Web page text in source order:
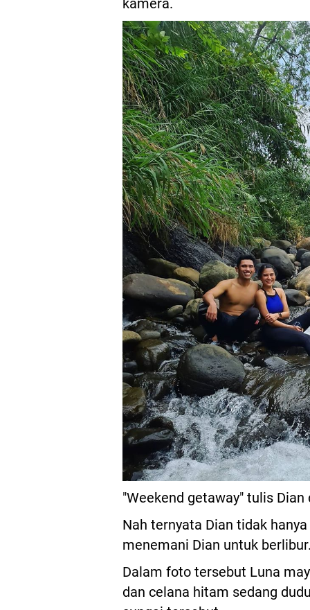
kamera.
"Weekend getaway" tulis
Nah ternyata Dian tidak
menemani Dian untuk
Dalam foto tersebut Luna
dan celana hitam sedang